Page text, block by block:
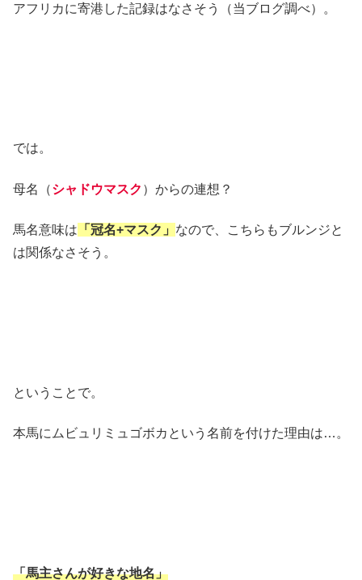
アフリカに寄港した記録はなさそう（当ブログ調べ）。
では。
母名（シャドウマスク ）からの連想？
馬名意味は 「冠名+マスク」 なので、こちらもブルンジと
は関係なさそう。
ということで。
本馬にムビュリミュゴボカという名前を付けた理由は…。
「馬主さんが好きな地名」